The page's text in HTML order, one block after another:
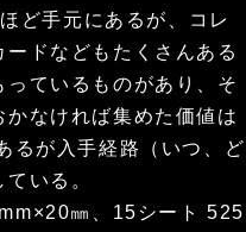
ど手元にあるが、コレ
ドなどもたくさんある
ているものがあり、そ
なければ集めた価値は
るが入手経路（いつ、ど
いる。
㎜、15シート 525